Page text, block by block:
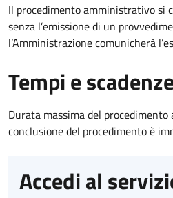
Il procedimento amministrativo si
senza l’emissione di un
l’Amministrazione comunicherà
Tempi e
Durata massima del
conclusione del procedimento è
Accedi al